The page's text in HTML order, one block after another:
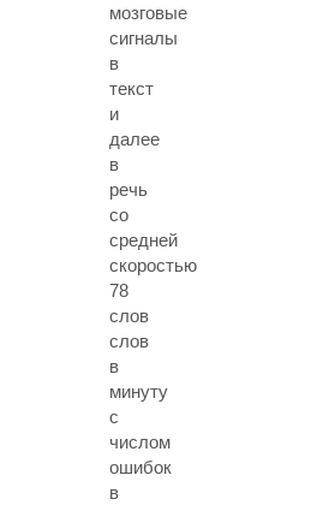
мозговые
сигналы
в
текст
и
далее
в
речь
со
средней
скоростью
78
слов
слов
в
минуту
с
числом
ошибок
в